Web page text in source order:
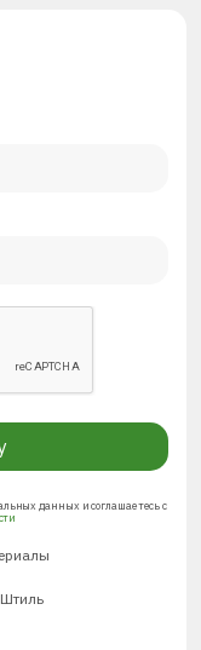
данных и соглашаетесь с